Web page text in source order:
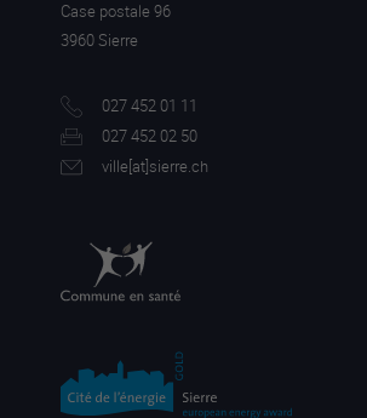
Case postale 96
3960 Sierre
027 452 01 11
027 452 02 50
ville[at]sierre.ch